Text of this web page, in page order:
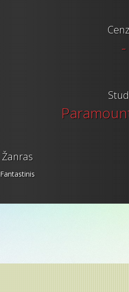
-
Žanras
Fantastinis